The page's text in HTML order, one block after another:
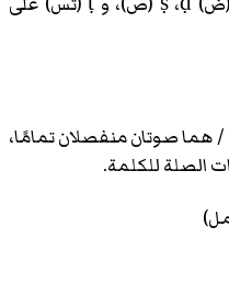
/هما صوتان منفصلان تمامًا،
الصلة للكلمة.